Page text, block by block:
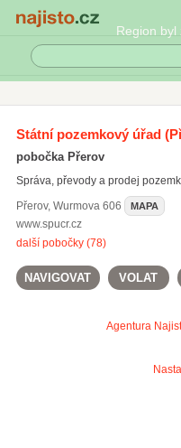
Region byl
Státní pozemkový úřad
Státní pozemkový úřad
pobočka Přerov
Správa, převody a prodej
Přerov, Wurmova 606 MAPA
www.spucr.cz
další pobočky (78)
NAVIGOVAT VOLAT
Agentura